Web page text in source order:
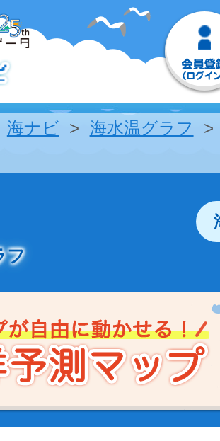
海ナビ
海水温グラフ
フ